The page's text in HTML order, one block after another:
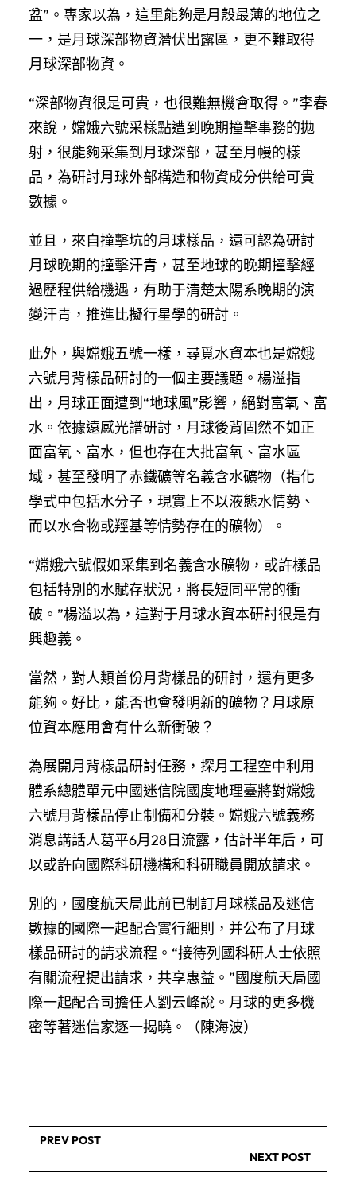
盆”。專家以為，這里能夠是月殼最薄的地位之
一，是月球深部物資潛伏出露區，更不難取得
月球深部物資。
“深部物資很是可貴，也很難無機會取得。”李春
來說，嫦娥六號采樣點遭到晚期撞擊事務的拋
射，很能夠采集到月球深部，甚至月幔的樣
品，為研討月球外部構造和物資成分供給可貴
數據。
並且，來自撞擊坑的月球樣品，還可認為研討
月球晚期的撞擊汗青，甚至地球的晚期撞擊經
過歷程供給機遇，有助于清楚太陽系晚期的演
變汗青，推進比擬行星學的研討。
此外，與嫦娥五號一樣，尋覓水資本也是嫦娥
六號月背樣品研討的一個主要議題。楊溢指
出，月球正面遭到“地球風”影響，絕對富氧、富
水。依據遠感光譜研討，月球後背固然不如正
面富氧、富水，但也存在大批富氧、富水區
域，甚至發明了赤鐵礦等名義含水礦物（指化
學式中包括水分子，現實上不以液態水情勢、
而以水合物或羥基等情勢存在的礦物）。
“嫦娥六號假如采集到名義含水礦物，或許樣品
包括特別的水賦存狀況，將長短同平常的衝
破。”楊溢以為，這對于月球水資本研討很是有
興趣義。
當然，對人類首份月背樣品的研討，還有更多
能夠。好比，能否也會發明新的礦物？月球原
位資本應用會有什么新衝破？
為展開月背樣品研討任務，探月工程空中利用
體系總體單元中國迷信院國度地理臺將對嫦娥
六號月背樣品停止制備和分裝。嫦娥六號義務
消息講話人葛平6月28日流露，估計半年后，可
以或許向國際科研機構和科研職員開放請求。
別的，國度航天局此前已制訂月球樣品及迷信
數據的國際一起配合實行細則，并公布了月球
樣品研討的請求流程。“接待列國科研人士依照
有關流程提出請求，共享惠益。”國度航天局國
際一起配合司擔任人劉云峰說。月球的更多機
密等著迷信家逐一揭曉。（陳海波）
PREV POST
NEXT POST